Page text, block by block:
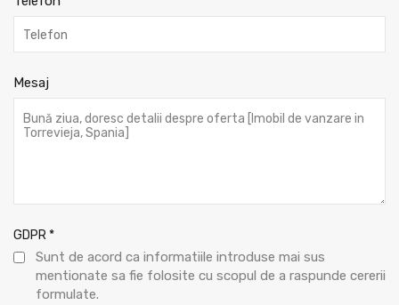
Mesaj
GDPR*
Sunt de acord ca informatiile introduse mai sus
mentionate sa fie folosite cu scopul de a raspunde cererii
formulate.